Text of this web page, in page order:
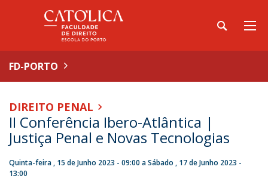
FD-PORTO
DIREITO PENAL
II Conferência Ibero-Atlântica |
Justiça Penal e Novas Tecnologias
Quinta-feira , 15 de Junho 2023 - 09:00 aSábado , 17 de Junho 2023 -
13:00